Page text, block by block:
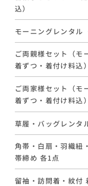
込）
モーニングレンタル
ご両親様セット（モ
着ずつ・着付け料込）
ご両家様セット（モ
着ずつ・着付け料込）
草履・バッグレンタ
角帯・白扇・羽織紐
帯締め 各1点
留袖・訪問着・紋付